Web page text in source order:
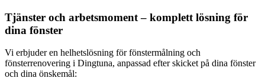
Tjänster och arbetsmoment – komplett lösning för
dina fönster
Vi erbjuder en helhetslösning för fönstermålning och
fönsterrenovering i Dingtuna, anpassad efter skicket på dina fönster
och dina önskemål: